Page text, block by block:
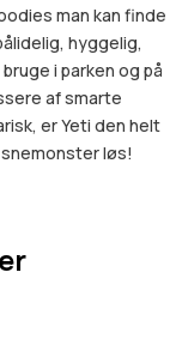
man kan finde
hyggelig,
i parken og på
af smarte
er Yeti den helt
løs!